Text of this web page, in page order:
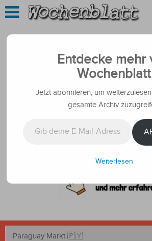
Entdecke mehr
Wochenblatt
Jetzt abonnieren, um
gesamte Archiv
Weiterlesen